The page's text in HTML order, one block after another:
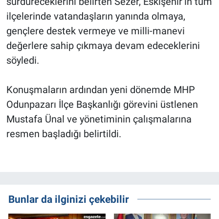
ilçelerinde vatandaşların yanında olmaya,
gençlere destek vermeye ve milli-manevi
değerlere sahip çıkmaya devam edeceklerini
söyledi.
Konuşmaların ardından yeni dönemde MHP
Odunpazarı İlçe Başkanlığı görevini üstlenen
Mustafa Ünal ve yönetiminin çalışmalarına
resmen başladığı belirtildi.
Bunlar da ilginizi çekebilir